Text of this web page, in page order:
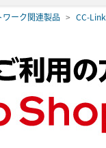
ワーク関連製品 CC-Link